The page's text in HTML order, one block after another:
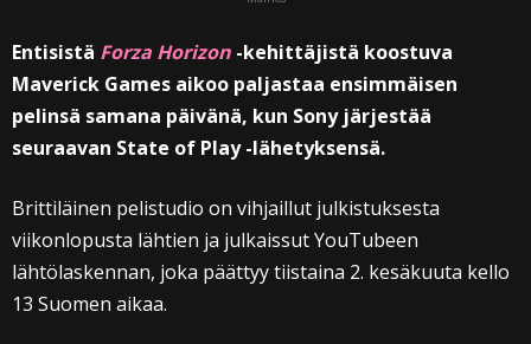
Entisistä Forza Horizon -kehittäjistä koostuva
Maverick Games aikoo paljastaa ensimmäisen
pelinsä samana päivänä, kun Sony järjestää
seuraavan State of Play -lähetyksensä.
Brittiläinen pelistudio on vihjaillut julkistuksesta
viikonlopusta lähtien ja julkaissut YouTubeen
lähtölaskennan, joka päättyy tiistaina 2. kesäkuuta kello
13 Suomen aikaa.